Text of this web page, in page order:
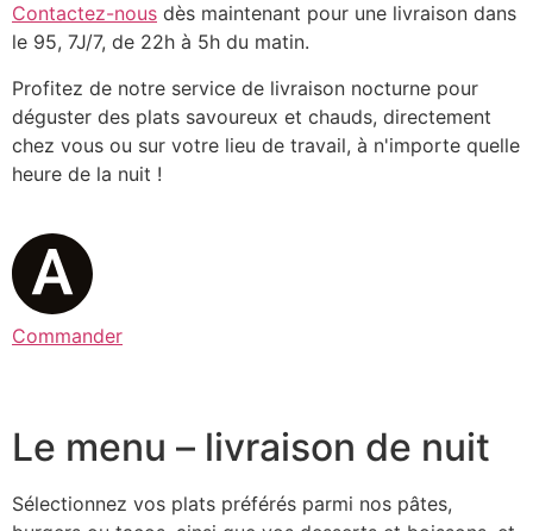
Contactez-nous dès maintenant pour une livraison dans
le 95, 7J/7, de 22h à 5h du matin.
Profitez de notre service de livraison nocturne pour
déguster des plats savoureux et chauds, directement
chez vous ou sur votre lieu de travail, à n'importe quelle
heure de la nuit !
Commander
Le menu – livraison de nuit
Sélectionnez vos plats préférés parmi nos pâtes,